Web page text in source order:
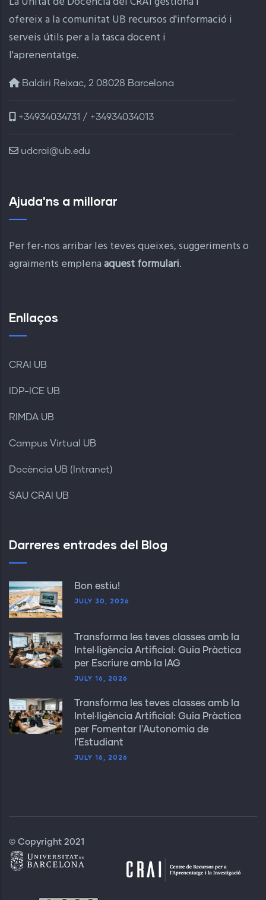
ofereix a la comunitat UB recursos d'informació i
serveis útils per a la tasca docent i
l'aprenentatge.
Baldiri Reixac, 2 08028 Barcelona
+34934034731 / +34934034013
udcrai@ub.edu
Ajuda'ns a millorar
Per fer-nos arribar les teves queixes, suggeriments o
agraïments emplenaaquest formulari.
Enllaços
CRAI UB
IDP-ICE UB
RIMDA UB
Campus Virtual UB
Docència UB (Intranet)
SAU CRAI UB
Darreres entrades del Blog
Bon estiu!
JULY 30, 2026
Transforma les teves classes amb la
Intel·ligència Artificial: Guia Pràctica
per Escriure amb la IAG
JULY 16, 2026
Transforma les teves classes amb la
Intel·ligència Artificial: Guia Pràctica
per Fomentar l'Autonomia de
l'Estudiant
JULY 16, 2026
© Copyright 2021